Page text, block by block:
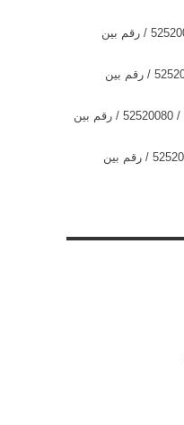
بي ان سبورت أبوحليفة / 52520080 / رقم بين
بي ان سبورت الخيران / 52520080 / رقم بين
بي ان سبورت أسواق القرين / 52520080 / رقم بين
بي ان سبورت المسيلة / 52520080 / رقم بين